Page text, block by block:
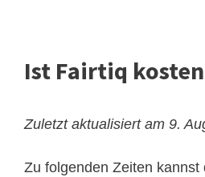
Ist Fairtiq
Zuletzt aktualisiert am 9.
Zu folgenden Zeiten kannst